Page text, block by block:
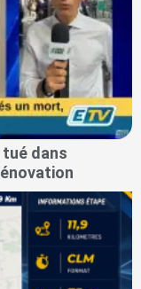
tué dans